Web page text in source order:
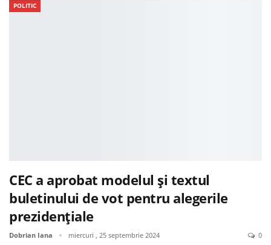
POLITIC
CEC a aprobat modelul și textul
buletinului de vot pentru alegerile
prezidențiale
Dobrian Iana miercuri , 25 septembrie 2024 0